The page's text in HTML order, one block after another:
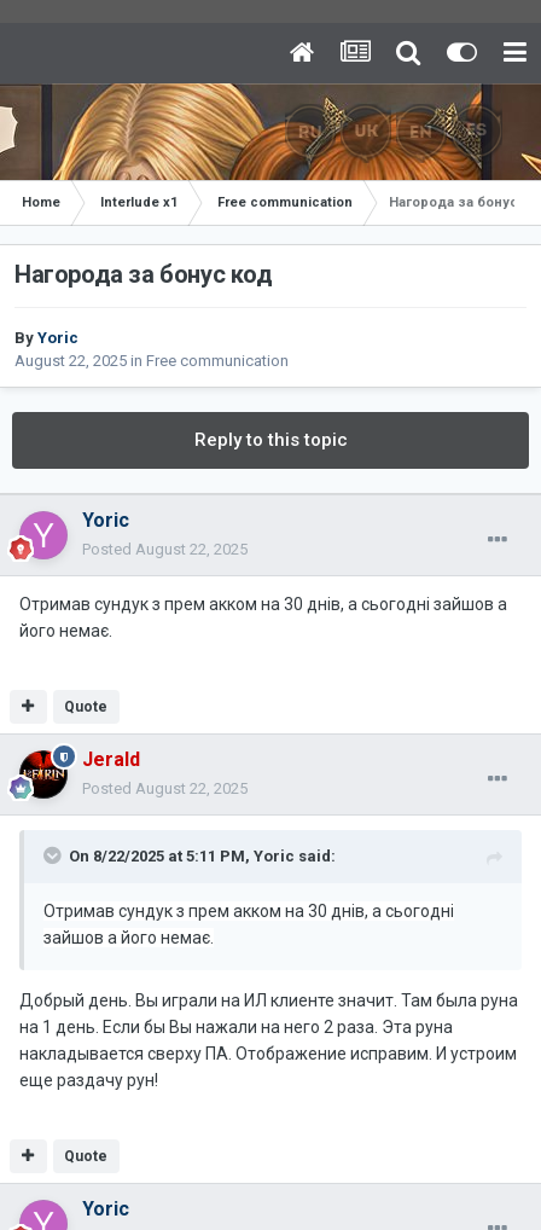
Home Interlude x1 Free communication Нагорода за бонус
Нагорода за бонус код
By Yoric
August 22, 2025 in Free communication
Reply to this topic
Yoric
Posted August 22, 2025
Отримав сундук з прем акком на 30 днів, а сьогодні зайшов а
його немає.
Quote
Jerald
Posted August 22, 2025
On 8/22/2025 at 5:11 PM, Yoric said:
Отримав сундук з прем акком на 30 днів, а сьогодні
зайшов а його немає.
Добрый день. Вы играли на ИЛ клиенте значит. Там была руна
на 1 день. Если бы Вы нажали на него 2 раза. Эта руна
накладывается сверху ПА. Отображение исправим. И устроим
еще раздачу рун!
Quote
Yoric